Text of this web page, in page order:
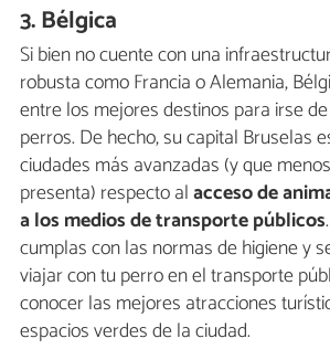
3. Bélgica
Si bien no cuente con una
robusta como Francia o Alemania,
entre los mejores destinos para irse
perros. De hecho, su capital Bruselas
ciudades más avanzadas (y que
presenta) respecto alacceso de
a los medios de transporte públicos
cumplas con las normas de higiene y
viajar con tu perro en el transporte
conocer las mejores atracciones
espacios verdes de la ciudad.